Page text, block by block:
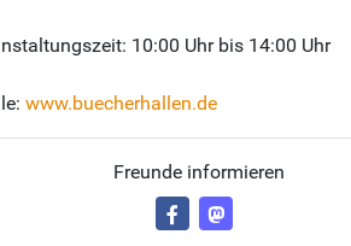
10:00 Uhr bis 14:00 Uhr
www.buecherhallen.de
Freunde informieren